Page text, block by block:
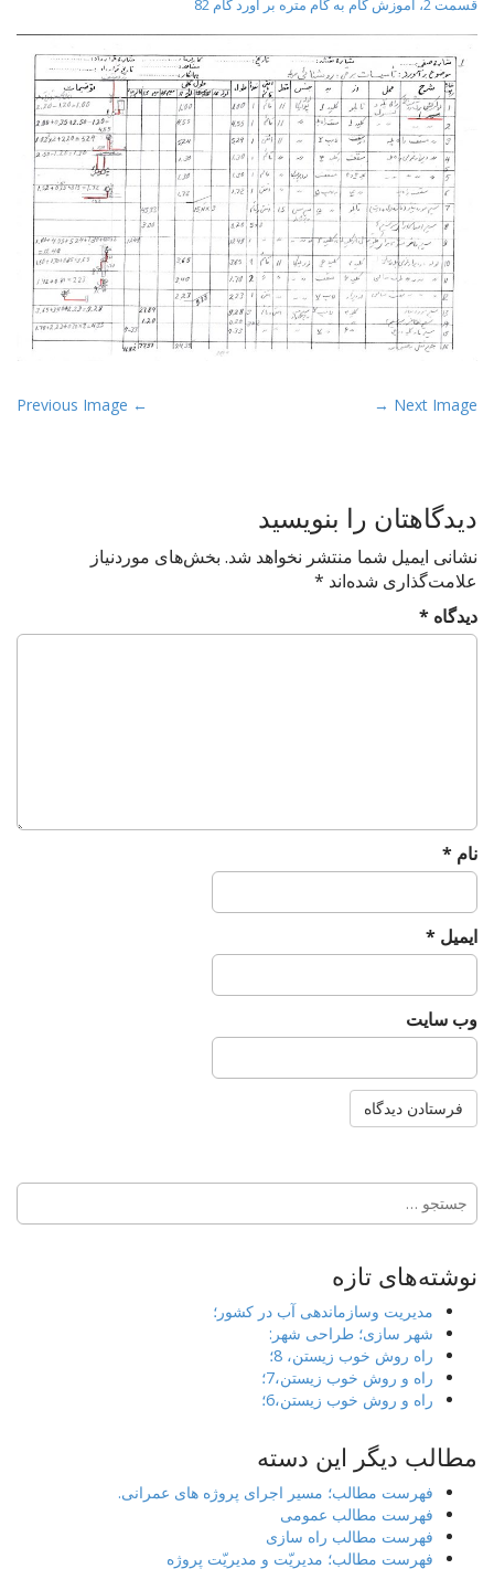
t
قسمت 2، آموزش گام به گام متره بر آورد گام 82
P
n
a
v
i
g
← Previous Image Next Image →
دیدگاهتان را بنویسید
نشانی ایمیل شما منتشر نخواهد شد. بخش‌های موردنیاز
علامت‌گذاری شده‌اند *
دیدگاه *
نام *
ایمیل *
وب‌ سایت
جستجو
برای:
نوشته‌های تازه
مدیریت وسازماندهی آب در کشور؛
شهر سازی؛ طراحی شهر:
راه روش خوب زیستن، 8؛
راه و روش خوب زیستن،7؛
راه و روش خوب زیستن،6؛
مطالب دیگر این دسته
فهرست مطالب؛ مسیر اجرای پروژه های عمرانی.
فهرست مطالب عمومی
فهرست مطالب راه سازی
فهرست مطالب؛ مدیریّت و مدیریّت پروژه